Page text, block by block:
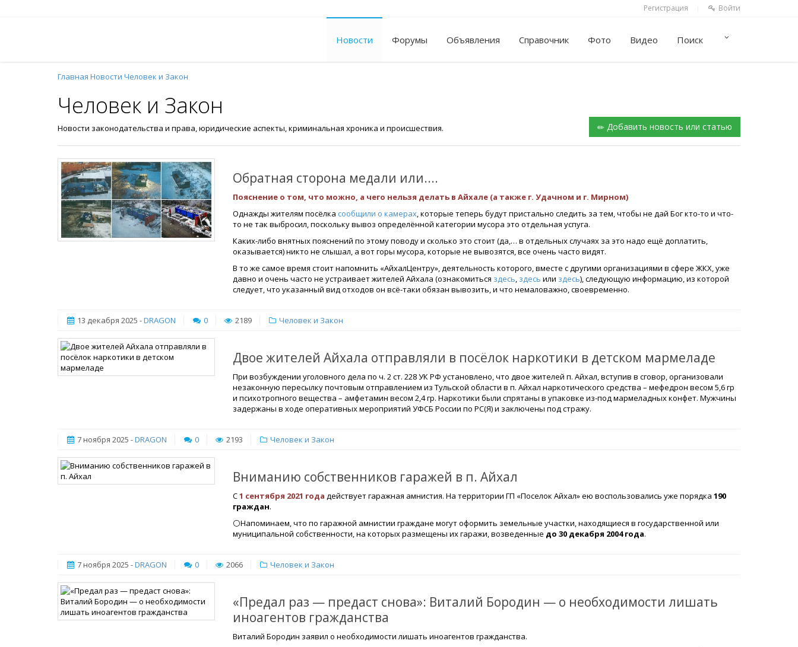
Регистрация Войти
Новости Форумы Объявления Справочник Фото Видео Поиск
Главная Новости Человек и Закон
Человек и Закон
Добавить новость или статью
Новости законодательства и права, юридические аспекты, криминальная хроника и происшествия.
Обратная сторона медали или....
Пояснение о том, что можно, а чего нельзя делать в Айхале (а также г. Удачном и г. Мирном)
Однажды жителям посёлка сообщили о камерах, которые теперь будут пристально следить за тем, чтобы не дай Бог кто-то и что-
то не так выбросил, поскольку вывоз определённой категории мусора это отдельная успуга.
Каких-либо внятных пояснений по этому поводу и сколько это стоит (да,… в отдельных случаях за это надо ещё доплатить,
оказывается) никто не слышал, а вот горы мусора, которые не вывозятся, все очень часто видят.
В то же самое время стоит напомнить «АйхалЦентру», деятельность которого, вместе с другими организациями в сфере ЖКХ, уже
давно и очень часто не устраивает жителей Айхала (ознакомиться здесь, здесь или здесь), следующую информацию, из которой
следует, что указанный вид отходов он всё-таки обязан вывозить, и что немаловажно, своевременно.
13 декабря 2025 -DRAGON 0 2189 Человек и Закон
Двое жителей Айхала отправляли в посёлок наркотики в детском мармеладе
При возбуждении уголовного дела по ч. 2 ст. 228 УК РФ установлено, что двое жителей п. Айхал, вступив в сговор, организовали
незаконную пересылку почтовым отправлением из Тульской области в п. Айхал наркотического средства – мефедрон весом 5,6 гр
и психотропного вещества – амфетамин весом 2,4 гр. Наркотики были спрятаны в упаковке из-под мармеладных конфет. Мужчины
задержаны в ходе оперативных мероприятий УФСБ России по РС(Я) и заключены под стражу.
7 ноября 2025 -DRAGON 0 2193 Человек и Закон
Вниманию собственников гаражей в п. Айхал
С1 сентября 2021 года действует гаражная амнистия. На территории ГП «Поселок Айхал» ею воспользовались уже порядка 190
граждан.
⚪️Напоминаем, что по гаражной амнистии граждане могут оформить земельные участки, находящиеся в государственной или
муниципальной собственности, на которых размещены их гаражи, возведенные до 30 декабря 2004 года.
7 ноября 2025 -DRAGON 0 2066 Человек и Закон
«Предал раз — предаст снова»: Виталий Бородин — о необходимости лишать
иноагентов гражданства
Виталий Бородин заявил о необходимости лишать иноагентов гражданства.